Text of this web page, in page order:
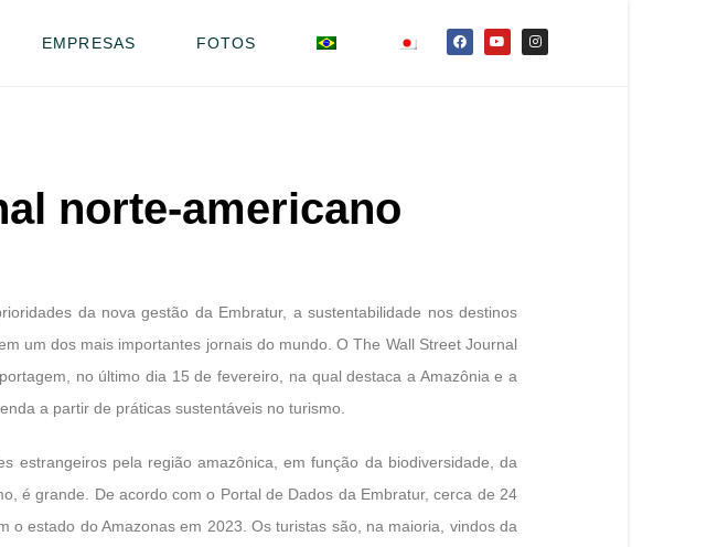
EMPRESAS FOTOS
norte-americano
da nova gestão da Embratur, a sustentabilidade nos destinos
um dos mais importantes jornais do mundo. O The Wall Street Journal
no último dia 15 de fevereiro, na qual destaca a Amazônia e a
a partir de práticas sustentáveis no turismo.
estrangeiros pela região amazônica, em função da biodiversidade, da
é grande. De acordo com o Portal de Dados da Embratur, cerca de 24
o estado do Amazonas em 2023. Os turistas são, na maioria, vindos da